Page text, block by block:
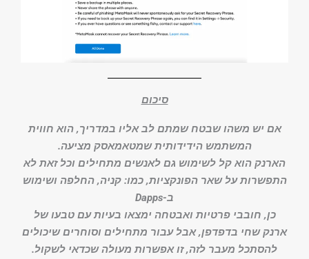
סיכום
אם יש משהו שבטח שמתם לב אליו במדריך, הוא חווית
המשתמש הידידותית שמטאמאסק מציעה.
הארנק הוא קל לשימוש גם לאנשים מתחילים וכל זאת לא
התפשרות על שאר הפונקציות, כמו: קניה, החלפה ושימוש
ב-Dapps
כן, חובבי פרטיות ואבטחה ימצאו בעיות עם טבעו של
ארנק שחי בדפדפן, אבל עבור מתחילים וסוחרים שיכולים
להסתכל מעבר לזה, זו אפשרות מעולה שכדאי לשקול.